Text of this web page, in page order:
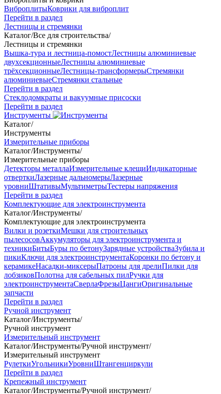
ВиброплитыКоврики для виброплит
Перейти в раздел
Лестницы и стремянки
Каталог/Все для строительства/
Лестницы и стремянки
Вышка-тура и лестница-помостЛестницы алюминиевые
двухсекционныеЛестницы алюминиевые
трёхсекционныеЛестницы-трансформерыСтремянки
алюминиевыеСтремянки стальные
Перейти в раздел
Стеклодомкраты и вакуумные присоски
Перейти в раздел
Инструменты
Каталог/
Инструменты
Измерительные приборы
Каталог/Инструменты/
Измерительные приборы
Детекторы металлаИзмерительные клещиИндикаторные
отверткиЛазерные дальномерыЛазерные
уровниШтативыМультиметрыТестеры напряжения
Перейти в раздел
Комплектующие для электроинструмента
Каталог/Инструменты/
Комплектующие для электроинструмента
Вилки и розеткиМешки для строительных
пылесосовАккумуляторы для электроинструмента и
техникиБитыБуры по бетонуЗарядные устройстваЗубила и
пикиКлючи для электроинструментаКоронки по бетону и
керамикеНасадки-миксерыПатроны для дрелиПилки для
лобзиковПолотна для сабельных пилРучки для
электроинструментаСверлаФрезыЦангиОригинальные
запчасти
Перейти в раздел
Ручной инструмент
Каталог/Инструменты/
Ручной инструмент
Измерительный инструмент
Каталог/Инструменты/Ручной инструмент/
Измерительный инструмент
РулеткиУгольникиУровниШтангенциркули
Перейти в раздел
Крепежный инструмент
Каталог/Инструменты/Ручной инструмент/